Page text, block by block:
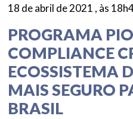
18 de abril de 2021 , às
PROGRAMA
COMPLIANCE
ECOSSISTEMA
MAIS SEGURO
BRASIL